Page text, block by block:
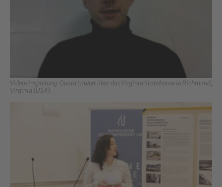
Videoeinspielung: Quaid Lawler über das Virginia Statehouse in Richmond,
Virginia (USA).